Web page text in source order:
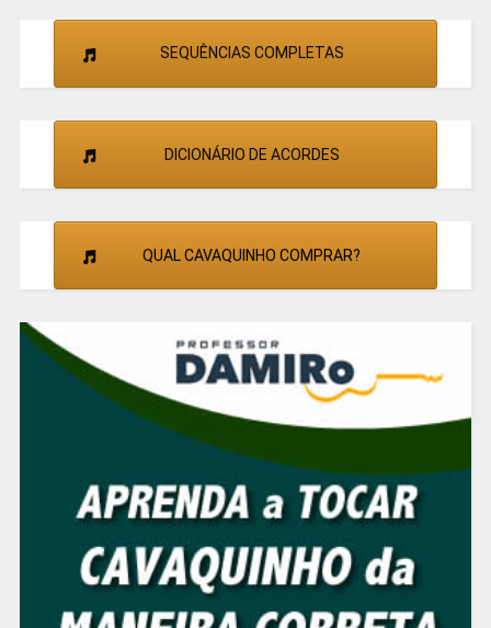
SEQUÊNCIAS COMPLETAS
DICIONÁRIO DE ACORDES
QUAL CAVAQUINHO COMPRAR?